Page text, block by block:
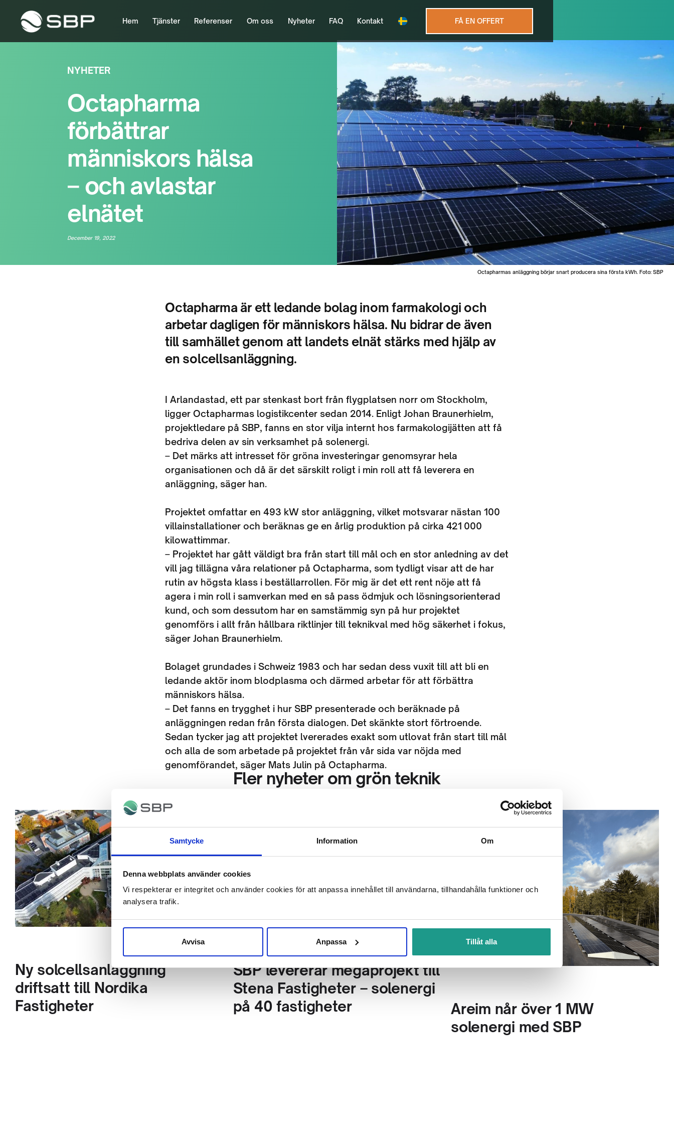
Samtycke Information Om
Denna webbplats använder cookies
Vi respekterar er integritet och använder cookies för att anpassa innehållet till användarna, tillhandahålla funktioner och
analysera trafik.
Avvisa Anpassa Tillåt alla
Hem Tjänster Referenser Om oss Nyheter FAQ Kontakt FÅ EN OFFERT
NYHETER
Octapharma
förbättrar
människors hälsa
– och avlastar
elnätet
December 19, 2022
Octapharmas anläggning börjar snart producera sina första kWh. Foto: SBP
Octapharma är ett ledande bolag inom farmakologi och
arbetar dagligen för människors hälsa. Nu bidrar de även
till samhället genom att landets elnät stärks med hjälp av
en solcellsanläggning.
I Arlandastad, ett par stenkast bort från flygplatsen norr om Stockholm,
ligger Octapharmas logistikcenter sedan 2014. Enligt Johan Braunerhielm,
projektledare på SBP, fanns en stor vilja internt hos farmakologijätten att få
bedriva delen av sin verksamhet på solenergi.
– Det märks att intresset för gröna investeringar genomsyrar hela
organisationen och då är det särskilt roligt i min roll att få leverera en
anläggning, säger han.
Projektet omfattar en 493 kW stor anläggning, vilket motsvarar nästan 100
villainstallationer och beräknas ge en årlig produktion på cirka 421 000
kilowattimmar.
– Projektet har gått väldigt bra från start till mål och en stor anledning av det
vill jag tillägna våra relationer på Octapharma, som tydligt visar att de har
rutin av högsta klass i beställarrollen. För mig är det ett rent nöje att få
agera i min roll i samverkan med en så pass ödmjuk och lösningsorienterad
kund, och som dessutom har en samstämmig syn på hur projektet
genomförs i allt från hållbara riktlinjer till teknikval med hög säkerhet i fokus,
säger Johan Braunerhielm.
Bolaget grundades i Schweiz 1983 och har sedan dess vuxit till att bli en
ledande aktör inom blodplasma och därmed arbetar för att förbättra
människors hälsa.
– Det fanns en trygghet i hur SBP presenterade och beräknade på
anläggningen redan från första dialogen. Det skänkte stort förtroende.
Sedan tycker jag att projektet lvererades exakt som utlovat från start till mål
och alla de som arbetade på projektet från vår sida var nöjda med
genomförandet, säger Mats Julin på Octapharma.
Fler nyheter om grön teknik
Ny solcellsanläggning
driftsatt till Nordika
Fastigheter
SBP levererar megaprojekt till
Stena Fastigheter – solenergi
på 40 fastigheter
Areim når över 1 MW
solenergi med SBP